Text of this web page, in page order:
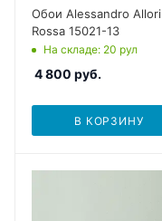
Обои Alessandro Allori
Rossa 15021-13
На складе: 20 рул
4 800 руб.
В КОРЗИНУ